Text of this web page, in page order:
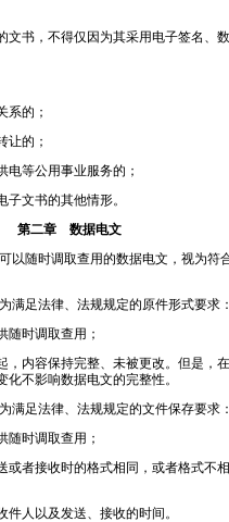
书，不得仅因为其采用电子签名、
的；
的；
等公用事业服务的；
子文书的其他情形。
第二章 数据电文
随时调取查用的数据电文，视为符
足法律、法规规定的原件形式要求
时调取查用；
内容保持完整、未被更改。但是，
不影响数据电文的完整性。
足法律、法规规定的文件保存要求
时调取查用；
者接收时的格式相同，或者格式不
人以及发送、接收的时间。